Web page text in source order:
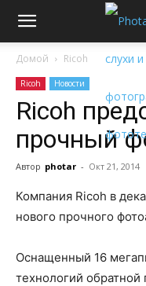
Домой Ricoh
Ricoh Новости
Ricoh
прочный
Автор photar - Окт 21, 2014
Компания Ricoh в
нового прочного
Оснащенный 16
технологий